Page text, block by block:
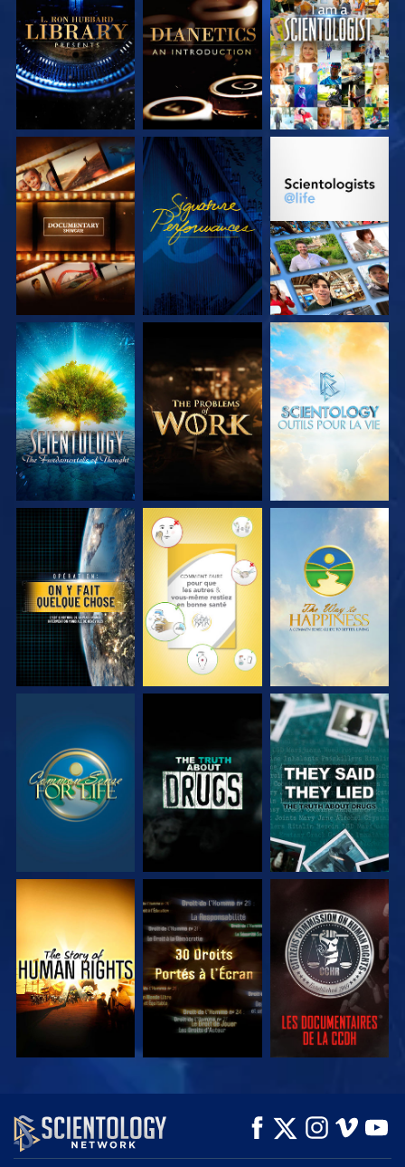
DÉCOUVRIR LES
SÉRIES
DÉCOUVRIR LES
SÉRIES
REGARDER
DÉCOUVRIR LES
SÉRIES
REGARDER
DÉCOUVRIR LES
DÉCOUVRIR LES
SÉRIES
DÉCOUVRIR LES
SÉRIES
DÉCOUVRIR LES
SÉRIES
REGARDER REGARDER REGARDER
REGARDER REGARDER REGARDER
REGARDER REGARDER REGARDER
REGARDER REGARDER
DÉCOUVRIR LES
SÉRIES